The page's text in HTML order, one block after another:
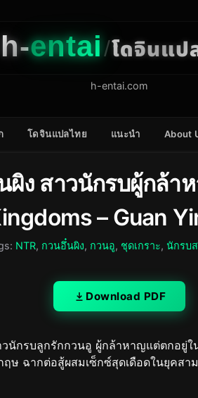
h-entai/โดจินแป
h-entai.com
โดจินแปลไทย แนะนำ About
ผิง สาวนักรบผู้กล้า
– Guan
NTR, กวนอึ๋นผิง, กวนอู, ชุดเกราะ, นักรบ
Download PDF
นักรบลูกรักกวนอู ผู้กล้าหาญแต่ตกอยู่
ษ ฉากต่อสู้ผสมเซ็กซ์สุดเดือดในยุคส